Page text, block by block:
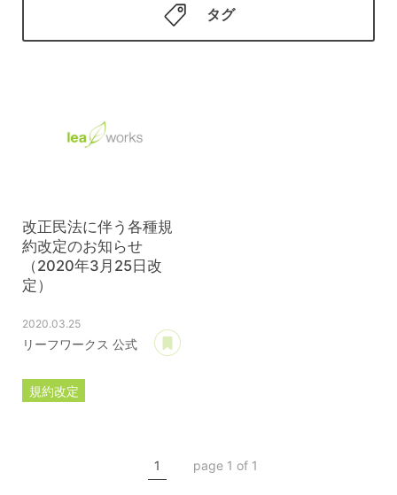
タグ
改正民法に伴う各種規
約改定のお知らせ
（2020年3月25日改
定）
2020.03.25
リーフワークス 公式
規約改定
1 page 1 of 1